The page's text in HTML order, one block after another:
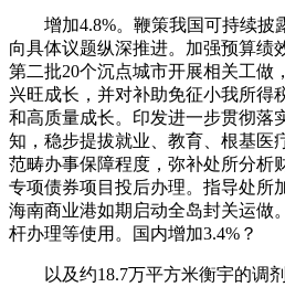
增加4.8%。鞭策我国可持续披
向具体议题纵深推进。加强预算绩
第二批20个沉点城市开展相关工做
兴旺成长，并对补助免征小我所得
和高质量成长。印发进一步贯彻落
知，稳步提拔就业、教育、根基医
范畴办事保障程度，弥补处所分析
专项债券项目投后办理。指导处所
海南商业港如期启动全岛封关运做
杆办理等使用。国内增加3.4%？
以及约18.7万平方米衡宇的调